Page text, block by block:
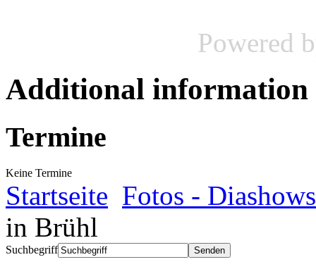
Powered
Additional information
Termine
Keine Termine
Startseite Fotos - Diashows
in Brühl
Suchbegriff